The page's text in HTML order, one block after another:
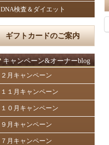
DNA検査＆ダイエット
ギフトカードのご案内
キャンペーン&オーナーblog
２月キャンペーン
１１月キャンペーン
１０月キャンペーン
９月キャンペーン
７月キャンペーン